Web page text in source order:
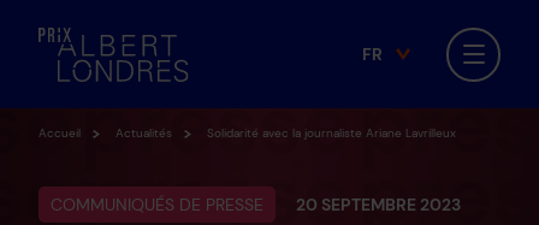
Facebook BlueSkyInstagram
FR
Accueil Actualités Solidarité avec la journaliste Ariane Lavrilleux
COMMUNIQUÉS DE PRESSE 20 SEPTEMBRE 2023